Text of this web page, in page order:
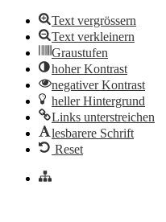
Text vergrössern
Text verkleinern
Graustufen
hoher Kontrast
negativer Kontrast
heller Hintergrund
Links unterstreichen
lesbarere Schrift
Reset